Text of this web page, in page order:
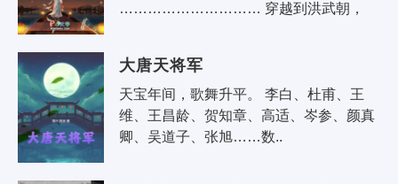
………………………… 穿越到洪武朝，
大唐天将军
天宝年间，歌舞升平。 李白、杜甫、王
维、王昌龄、贺知章、高适、岑参、颜真
卿、吴道子、张旭……数..